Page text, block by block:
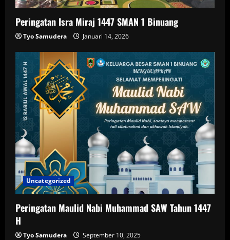
Peringatan Isra Miraj 1447 SMAN 1 Binuang
Tyo Samudera Januari 14, 2026
Uncategorized
Peringatan Maulid Nabi Muhammad SAW Tahun 1447
H
Tyo Samudera September 10, 2025